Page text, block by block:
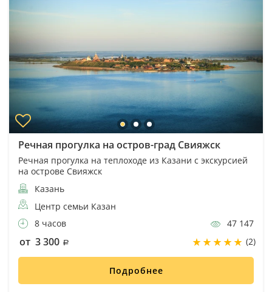
Речная прогулка на остров-град Свияжск
Речная прогулка на теплоходе из Казани с экскурсией
на острове Свияжск
Казань
Центр семьи Казан
8 часов
47 147
от 3 300 (2)
Подробнее